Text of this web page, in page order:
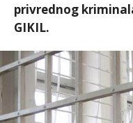
privrednog
GIKIL.